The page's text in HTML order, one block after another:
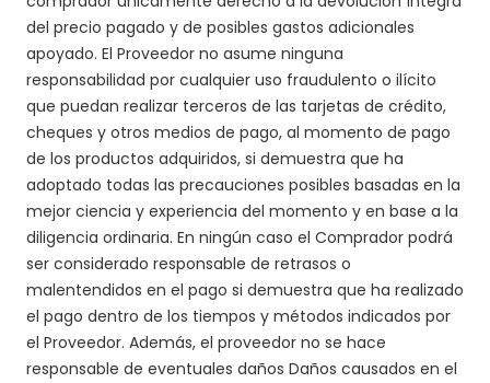
del precio pagado y de posibles gastos adicionales
apoyado. El Proveedor no asume ninguna
responsabilidad por cualquier uso fraudulento o ilícito
que puedan realizar terceros de las tarjetas de crédito,
cheques y otros medios de pago, al momento de pago
de los productos adquiridos, si demuestra que ha
adoptado todas las precauciones posibles basadas en la
mejor ciencia y experiencia del momento y en base a la
diligencia ordinaria. En ningún caso el Comprador podrá
ser considerado responsable de retrasos o
malentendidos en el pago si demuestra que ha realizado
el pago dentro de los tiempos y métodos indicados por
el Proveedor. Además, el proveedor no se hace
responsable de eventuales daños Daños causados en el